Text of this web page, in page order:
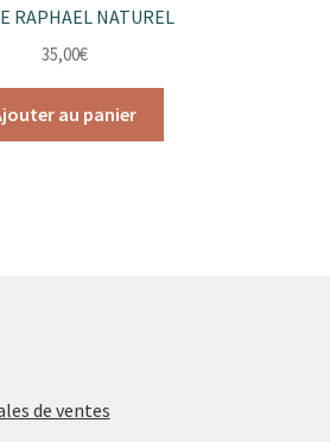
RAPHAEL NATUREL
35,00€
au panier
de ventes